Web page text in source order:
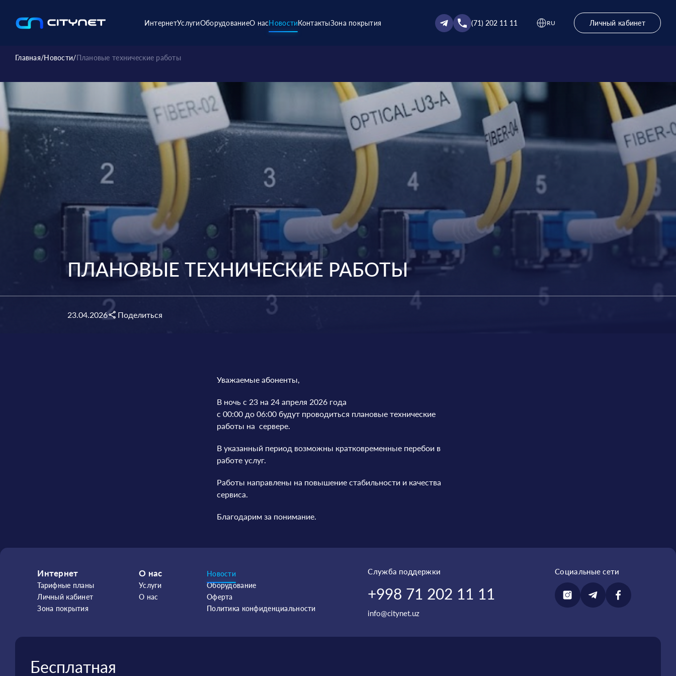
ИнтернетУслугиОборудованиеО насНовостиКонтактыЗона покрытия (71) 202 11 11 RU Личный кабинет
Главная/Новости/Плановые технические работы
ПЛАНОВЫЕ ТЕХНИЧЕСКИЕ РАБОТЫ
23.04.2026 Поделиться
Уважаемые абоненты,
В ночь с 23 на 24 апреля 2026 года
с 00:00 до 06:00 будут проводиться плановые технические
работы на сервере.
В указанный период возможны кратковременные перебои в
работе услуг.
Работы направлены на повышение стабильности и качества
сервиса.
Благодарим за понимание.
Интернет
Тарифные планы
Личный кабинет
Зона покрытия
О нас
Услуги
О нас
Новости
Оборудование
Оферта
Политика конфиденциальности
Служба поддержки
+998 71 202 11 11
info@citynet.uz
Социальные сети
Бесплатная